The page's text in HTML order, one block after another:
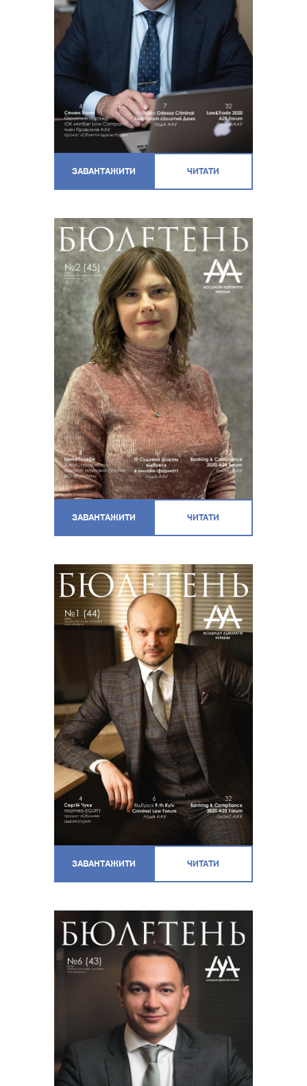
ЗАВАНТАЖИТИ ЧИТАТИ
ЗАВАНТАЖИТИ ЧИТАТИ
ЗАВАНТАЖИТИ ЧИТАТИ